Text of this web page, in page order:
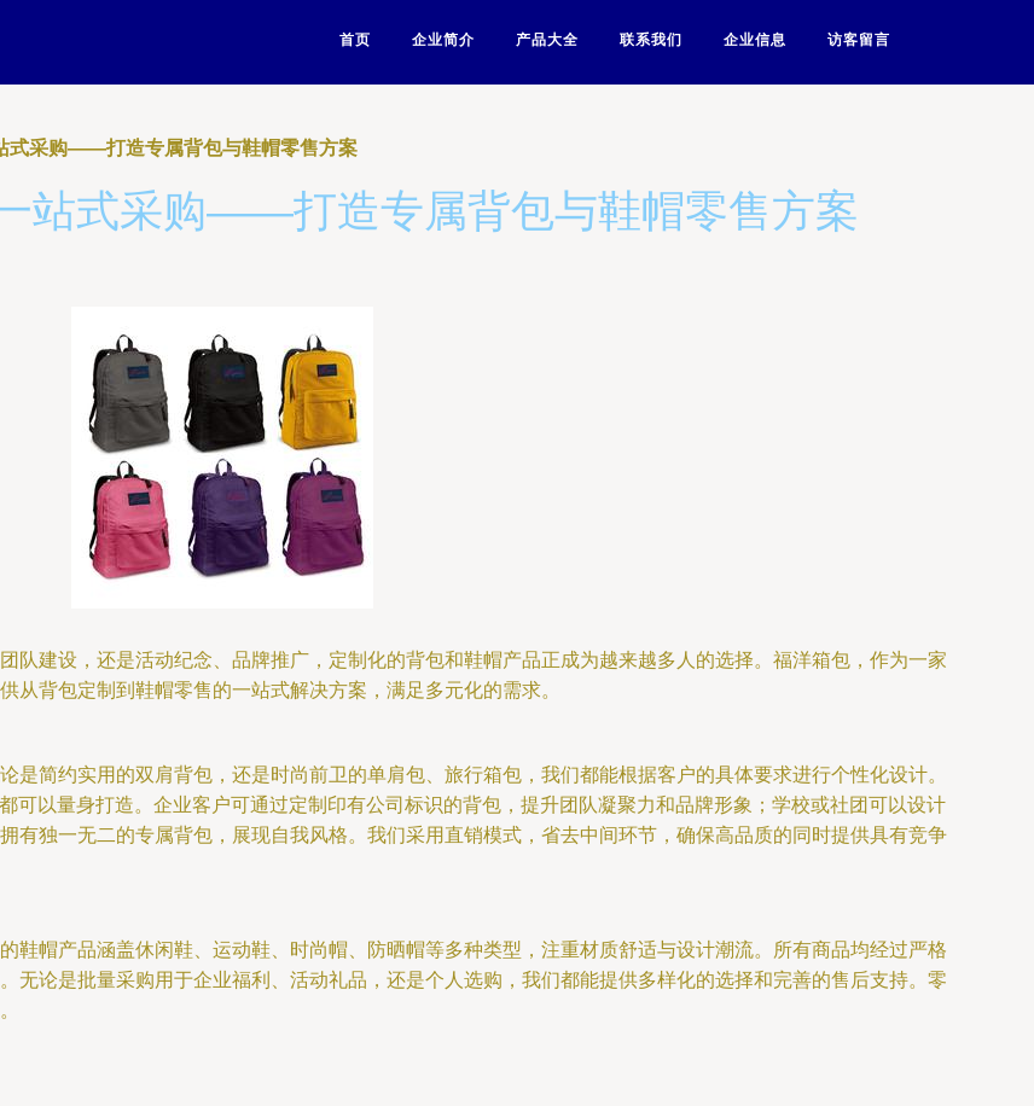
首页 企业简介 产品大全 联系我们 企业信息 访客留言
式采购——打造专属背包与鞋帽零售方案
站式采购——打造专属背包与鞋帽零售方案
队建设，还是活动纪念、品牌推广，定制化的背包和鞋帽产品正成为越来越多人的选择。福洋箱包，作为一家
背包定制到鞋帽零售的一站式解决方案，满足多元化的需求。
简约实用的双肩背包，还是时尚前卫的单肩包、旅行箱包，我们都能根据客户的具体要求进行个性化设计。
可以量身打造。企业客户可通过定制印有公司标识的背包，提升团队凝聚力和品牌形象；学校或社团可以设计
有独一无二的专属背包，展现自我风格。我们采用直销模式，省去中间环节，确保高品质的同时提供具有竞争
鞋帽产品涵盖休闲鞋、运动鞋、时尚帽、防晒帽等多种类型，注重材质舒适与设计潮流。所有商品均经过严格
无论是批量采购用于企业福利、活动礼品，还是个人选购，我们都能提供多样化的选择和完善的售后支持。零